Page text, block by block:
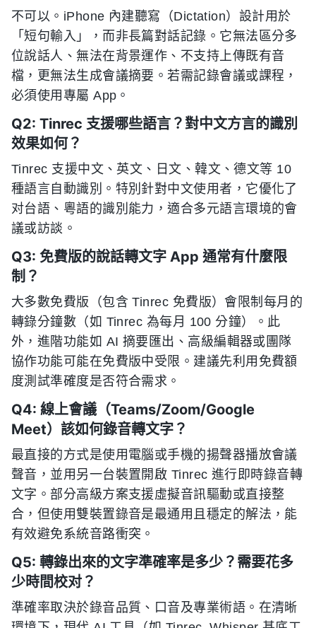
不可以。iPhone 內建聽寫（Dictation）設計用於
「短句輸入」，而非長篇對話記錄。它無法區分多
位說話人、無法在背景運作、不支持上傳既有音
檔，更無法生成會議摘要。若需記錄會議或課程，
必須使用專屬 App。
Q2: Tinrec 支援哪些語言？對中文方言的識別
效果如何？
Tinrec 支援中文、英文、日文、韓文、德文等 10
種語言自動識別。特別針對中文使用者，它優化了
对台語、粵語的識別能力，適合多元語言環境的會
議或訪談。
Q3: 免費版的說話轉文字 App 通常有什麼限
制？
大多數免費版（包含 Tinrec 免費版）會限制每月的
轉錄分鐘數（如 Tinrec 為每月 100 分鐘）。此
外，進階功能如 AI 摘要匯出、高級編輯器或團隊
協作功能可能在免費版中受限。建議先利用免費額
度測試準確度是否符合需求。
Q4: 線上會議（Teams/Zoom/Google
Meet）該如何錄音轉文字？
最直接的方式是使用電腦或手機的揚聲器播放會議
聲音，並用另一台裝置開啟 Tinrec 進行即時錄音轉
文字。部分高級方案支援虛擬音訊驅動或直接整
合，但使用雙裝置錄音是最通用且穩定的解法，能
有效避免系統音路衝突。
Q5: 轉錄出來的文字準確率是多少？需要花多
少時間校对？
準確率取決於錄音品質、口音及專業術語。在清晰